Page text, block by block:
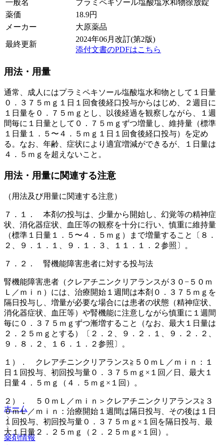
一般名
プラミペキソール塩酸塩水和物徐放錠
薬価
18.9円
メーカー
大原薬品
最終更新
2024年06月改訂(第2版)
添付文書のPDFはこちら
用法・用量
通常、成人にはプラミペキソール塩酸塩水和物として１日量
０．３７５ｍｇ１日１回食後経口投与からはじめ、２週目に
１日量を０．７５ｍｇとし、以後経過を観察しながら、１週
間毎に１日量として０．７５ｍｇずつ増量し、維持量（標準
１日量１．５〜４．５ｍｇ１日１回食後経口投与）を定め
る。なお、年齢、症状により適宜増減ができるが、１日量は
４．５ｍｇを超えないこと。
用法・用量に関連する注意
（用法及び用量に関連する注意）
７．１． 本剤の投与は、少量から開始し、幻覚等の精神症
状、消化器症状、血圧等の観察を十分に行い、慎重に維持量
（標準１日量１．５〜４．５ｍｇ）まで増量すること〔８．
２、９．１．１、９．１．３、１１．１．２参照〕。
７．２． 腎機能障害患者に対する投与法
腎機能障害患者（クレアチニンクリアランスが３０−５０ｍ
Ｌ／ｍｉｎ）には、治療開始１週間は本剤０．３７５ｍｇを
隔日投与し、増量が必要な場合には患者の状態（精神症状、
消化器症状、血圧等）や腎機能に注意しながら慎重に１週間
毎に０．３７５ｍｇずつ漸増すること（なお、最大１日量は
２．２５ｍｇとする）〔２．２、９．２．１、９．２．２、
９．８．２、１６．１．２参照〕。
１）． クレアチニンクリアランス≧５０ｍＬ／ｍｉｎ：１
日１回投与、初回投与量０．３７５ｍｇ×１回／日、最大１
日量４．５ｍｇ（４．５ｍｇ×１回）。
２）． ５０ｍＬ／ｍｉｎ＞クレアチニンクリアランス≧３
０ｍＬ／ｍｉｎ：治療開始１週間は隔日投与、その後は１日
１回投与、初回投与量０．３７５ｍｇ×１回を隔日投与、最
大１日量２．２５ｍｇ（２．２５ｍｇ×１回）。
ホーム
薬剤情報